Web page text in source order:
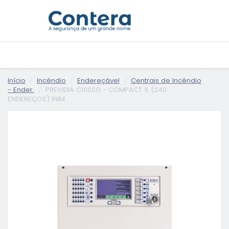
Início Incêndio Endereçável
Centrais de Incêndio
- Ender.
PREVIDIA C100SG - COMPACT 1L (240
ENDEREÇOS) INIM